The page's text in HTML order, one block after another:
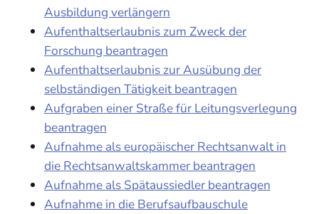
Ausbildung verlängern
Aufenthaltserlaubnis zum Zweck der
Forschung beantragen
Aufenthaltserlaubnis zur Ausübung der
selbständigen Tätigkeit beantragen
Aufgraben einer Straße für Leitungsverlegung
beantragen
Aufnahme als europäischer Rechtsanwalt in
die Rechtsanwaltskammer beantragen
Aufnahme als Spätaussiedler beantragen
Aufnahme in die Berufsaufbauschule